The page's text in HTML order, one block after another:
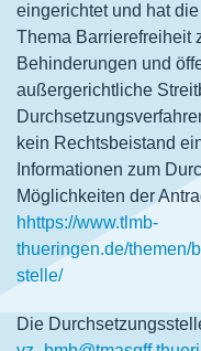
eingerichtet und hat
Thema Barrierefreiheit
Behinderungen und
außergerichtliche
kein Rechtsbeistand
Informationen zum
Möglichkeiten der
hhttps://www.tlmb-
thueringen.de/themen/
stelle/
Die